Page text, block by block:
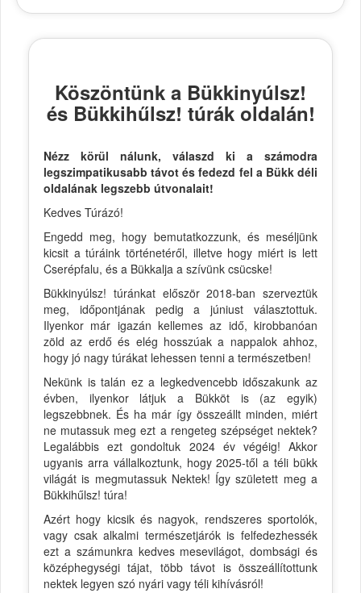
Köszöntünk a Bükkinyúlsz!
és Bükkihűlsz! túrák oldalán!
Nézz körül nálunk, válaszd ki a számodra
legszimpatikusabb távot és fedezd fel a Bükk déli
oldalának legszebb útvonalait!
Kedves Túrázó!
Engedd meg, hogy bemutatkozzunk, és meséljünk
kicsit a túráink történetéről, illetve hogy miért is lett
Cserépfalu, és a Bükkalja a szívünk csücske!
Bükkinyúlsz! túránkat először 2018-ban szerveztük
meg, időpontjának pedig a júniust választottuk.
Ilyenkor már igazán kellemes az idő, kirobbanóan
zöld az erdő és elég hosszúak a nappalok ahhoz,
hogy jó nagy túrákat lehessen tenni a természetben!
Nekünk is talán ez a legkedvencebb időszakunk az
évben, ilyenkor látjuk a Bükköt is (az egyik)
legszebbnek. És ha már így összeállt minden, miért
ne mutassuk meg ezt a rengeteg szépséget nektek?
Legalábbis ezt gondoltuk 2024 év végéig! Akkor
ugyanis arra vállalkoztunk, hogy 2025-től a téli bükk
világát is megmutassuk Nektek! Így született meg a
Bükkihűlsz! túra!
Azért hogy kicsik és nagyok, rendszeres sportolók,
vagy csak alkalmi természetjárók is felfedezhessék
ezt a számunkra kedves mesevilágot, dombsági és
középhegységi tájat, több távot is összeállítottunk
nektek legyen szó nyári vagy téli kihívásról!